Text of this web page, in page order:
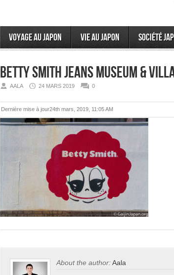
Voyage au Japon Vie au Japon Société
Betty Smith Jeans Museum &
AALA 24 MARS 2019 0
Dernière mise à jour24th mars, 2019, 11:05 AM
About the author:Aala